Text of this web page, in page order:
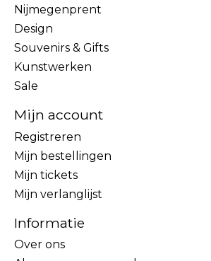
Nijmegenprent
Design
Souvenirs & Gifts
Kunstwerken
Sale
Mijn account
Registreren
Mijn bestellingen
Mijn tickets
Mijn verlanglijst
Informatie
Over ons